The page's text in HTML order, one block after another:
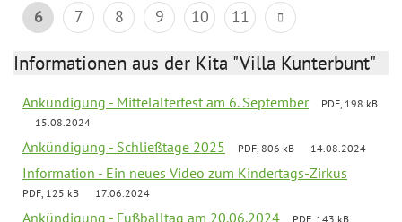
6
7 8 9 10 11
Informationen aus der Kita "Villa Kunterbunt"
Ankündigung - Mittelalterfest am 6. September
PDF, 198 kB
15.08.2024
Ankündigung - Schließtage 2025 PDF, 806 kB 14.08.2024
Information - Ein neues Video zum Kindertags-Zirkus
PDF, 125 kB 17.06.2024
Ankündigung - Fußballtag am 20.06.2024 PDF, 143 kB